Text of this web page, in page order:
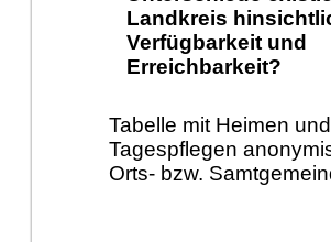
Landkreis
Verfügbarkeit und
Erreichbarkeit?
Tabelle mit Heimen und
Tagespflegen
Orts- bzw.